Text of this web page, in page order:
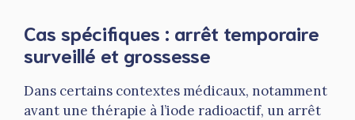
Cas spécifiques : arrêt temporaire
surveillé et grossesse
Dans certains contextes médicaux, notamment
avant une thérapie à l’iode radioactif, un arrêt